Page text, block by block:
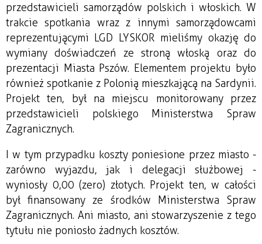
przedstawicieli samorządów polskich i włoskich. W
trakcie spotkania wraz z innymi samorządowcami
reprezentującymi LGD LYSKOR mieliśmy okazję do
wymiany doświadczeń ze stroną włoską oraz do
prezentacji Miasta Pszów. Elementem projektu było
również spotkanie z Polonią mieszkającą na Sardynii.
Projekt ten, był na miejscu monitorowany przez
przedstawicieli polskiego Ministerstwa Spraw
Zagranicznych.
I w tym przypadku koszty poniesione przez miasto -
zarówno wyjazdu, jak i delegacji służbowej -
wyniosły 0,00 (zero) złotych. Projekt ten, w całości
był finansowany ze środków Ministerstwa Spraw
Zagranicznych. Ani miasto, ani stowarzyszenie z tego
tytułu nie poniosło żadnych kosztów.